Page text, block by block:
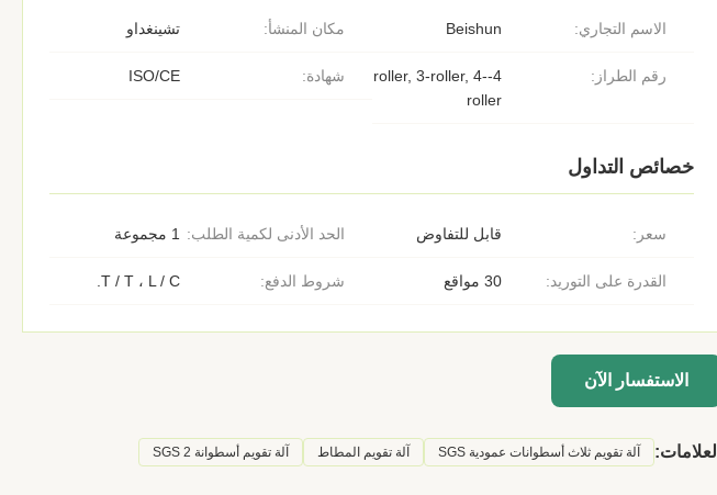
مكان المنشأ: تشينغداو الاسم التجاري: Beishun
شهادة: ISO/CE رقم الطراز:
4-roller, 3-roller, 4-
roller
خصائص التداول
الحد الأدنى لكمية الطلب: 1 مجموعة سعر: قابل للتفاوض
شروط الدفع: T / T ، L / C. القدرة على التوريد: 30 مواقع
الاستفسار الآن
العلامات: آلة تقويم ثلاث أسطوانات عمودية SGS آلة تقويم المطاط آلة تقويم أسطوانة SGS 2